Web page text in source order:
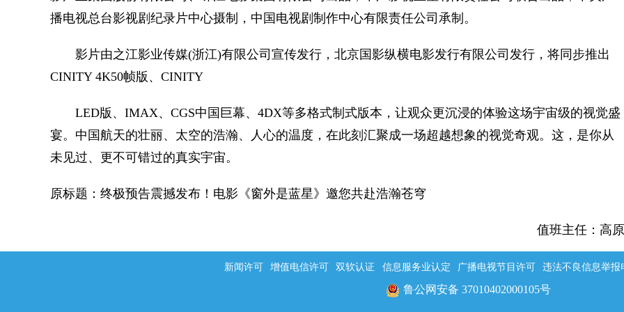
播电视总台影视剧纪录片中心摄制，中国电视剧制作中心有限责任公司承制。
影片由之江影业传媒(浙江)有限公司宣传发行，北京国影纵横电影发行有限公司发行，将同步推出
CINITY 4K50帧版、CINITY
LED版、IMAX、CGS中国巨幕、4DX等多格式制式版本，让观众更沉浸的体验这场宇宙级的视觉盛
宴。中国航天的壮丽、太空的浩瀚、人心的温度，在此刻汇聚成一场超越想象的视觉奇观。这，是你从
未见过、更不可错过的真实宇宙。
原标题：终极预告震撼发布！电影《窗外是蓝星》邀您共赴浩瀚苍穹
值班主任：高原
新闻许可 增值电信许可 双软认证 信息服务业认定 广播电视节目许可 违法不良信息举报
鲁公网安备 37010402000105号